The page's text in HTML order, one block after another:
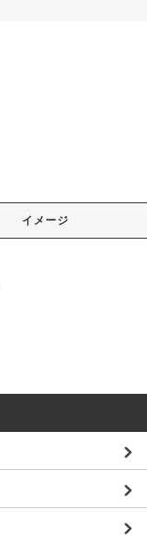
イメージ